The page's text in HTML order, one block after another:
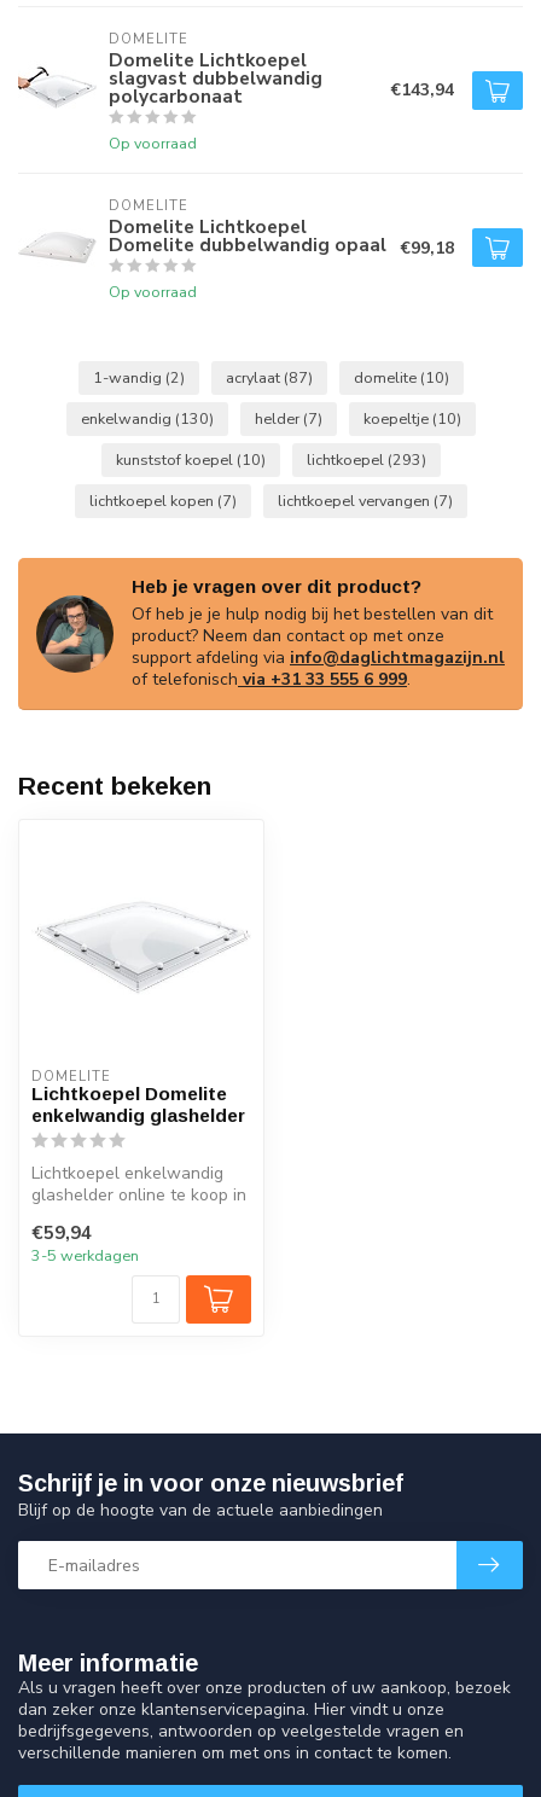
DOMELITE
Domelite Lichtkoepel
slagvast dubbelwandig
polycarbonaat
Op voorraad
€143,94
DOMELITE
Domelite Lichtkoepel
Domelite dubbelwandig opaal
Op voorraad
€99,18
1-wandig (2) acrylaat (87) domelite (10)
enkelwandig (130) helder (7) koepeltje (10)
kunststof koepel (10) lichtkoepel (293)
lichtkoepel kopen (7) lichtkoepel vervangen (7)
Heb je vragen over dit product?
Of heb je je hulp nodig bij het bestellen van dit
product? Neem dan contact op met onze
support afdeling via info@daglichtmagazijn.nl
of telefonisch via +31 33 555 6 999.
Recent bekeken
DOMELITE
Lichtkoepel Domelite
enkelwandig glashelder
Lichtkoepel enkelwandig
glashelder online te koop in
e...
€59,94
3-5 werkdagen
Meer informatie
Als u vragen heeft over onze producten of uw aankoop, bezoek
dan zeker onze klantenservicepagina. Hier vindt u onze
bedrijfsgegevens, antwoorden op veelgestelde vragen en
verschillende manieren om met ons in contact te komen.
Schrijf je in voor onze nieuwsbrief
Blijf op de hoogte van de actuele aanbiedingen